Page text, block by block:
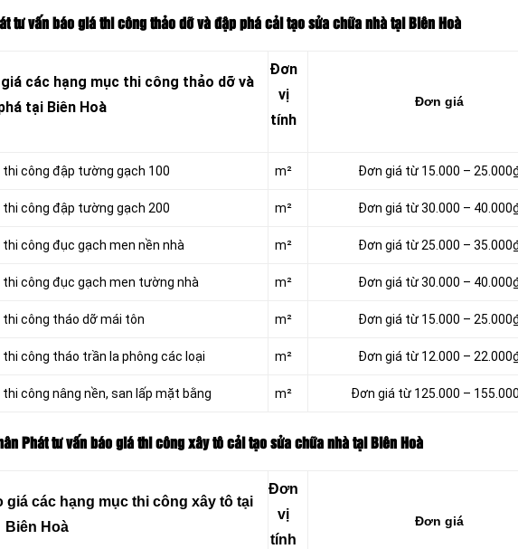
tư vấn báo giá thi công thảo dỡ và đập phá cải tạo sửa chữa nhà tại Biên Hoà
các hạng mục thi công thảo dỡ và
tại Biên Hoà
Đơn
vị
tính
Đơn giá
công đập tường gạch 100 m² Đơn giá từ 15.000 –
công đập tường gạch 200 m² Đơn giá từ 30.000 –
công đục gạch men nền nhà m² Đơn giá từ 25.000 –
công đục gạch men tường nhà m² Đơn giá từ 30.000 –
thi công tháo dỡ mái tôn m² Đơn giá từ 15.000 –
công tháo trần la phông các loại m² Đơn giá từ 12.000 –
công nâng nền, san lấp mặt bằng m² Đơn giá từ 125.000 –
Phát tư vấn báo giá thi công xây tô cải tạo sửa chữa nhà tại Biên Hoà
các hạng mục thi công xây tô tại
Biên Hoà
Đơn
vị
tính
Đơn giá